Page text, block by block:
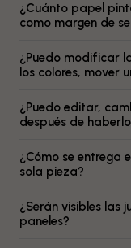
¿Cuánto papel
como margen de
¿Puedo modificar
los colores, mover
¿Puedo editar,
después de
¿Cómo se entrega
sola pieza?
¿Serán visibles las
paneles?